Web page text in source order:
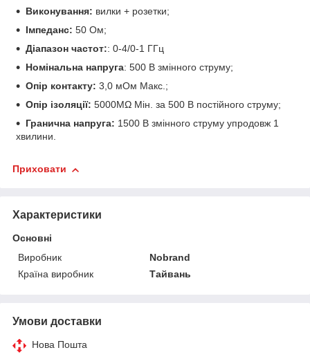
Виконування: вилки + розетки;
Імпеданс: 50 Ом;
Діапазон частот:: 0-4/0-1 ГГц
Номінальна напруга: 500 В змінного струму;
Опір контакту: 3,0 мОм Макс.;
Опір ізоляції: 5000MΩ Мін. за 500 В постійного струму;
Гранична напруга: 1500 В змінного струму упродовж 1
хвилини.
Приховати
Характеристики
Основні
Виробник
Nobrand
Країна виробник
Тайвань
Умови доставки
Нова Пошта